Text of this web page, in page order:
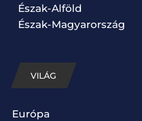
Észak-Alföld
Észak-Magyarország
VILÁG
Európa